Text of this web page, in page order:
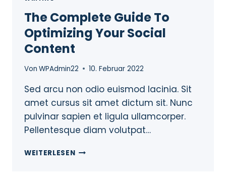
The Complete Guide To
Optimizing Your Social
Content
Von WPAdmin22 10. Februar 2022
Sed arcu non odio euismod lacinia. Sit
amet cursus sit amet dictum sit. Nunc
pulvinar sapien et ligula ullamcorper.
Pellentesque diam volutpat…
WEITERLESEN